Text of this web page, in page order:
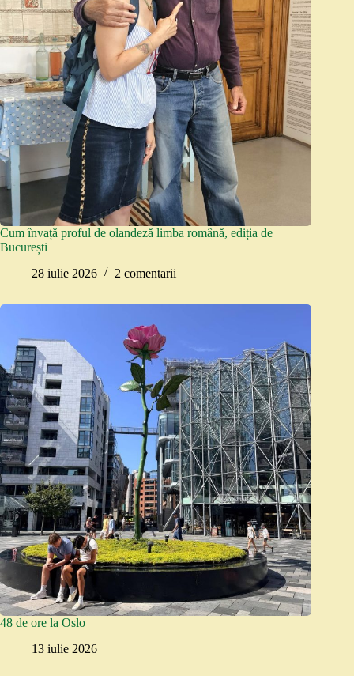
Cum învață proful de olandeză limba română, ediția de
București
28 iulie 2026
2 comentarii
48 de ore la Oslo
13 iulie 2026